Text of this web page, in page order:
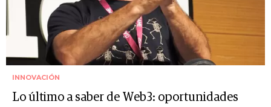
INNOVACIÓN
Lo último a saber de Web3: oportunidades